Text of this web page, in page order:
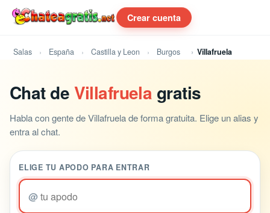
Crear cuenta
Salas España Castilla y Leon Burgos Villafruela
Chat deVillafruela gratis
Habla con gente de Villafruela de forma gratuita. Elige un alias y
entra al chat.
ELIGE TU APODO PARA ENTRAR
@